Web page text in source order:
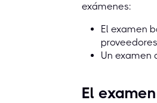
exámenes:
El examen
Un examen
El